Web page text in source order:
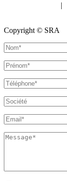
|
Copyright © SRA